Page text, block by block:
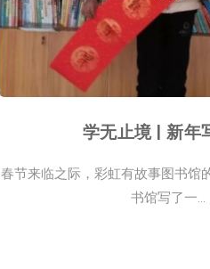
学无止境 | 新年
春节来临之际，彩虹有故事图书馆
书馆写了一...